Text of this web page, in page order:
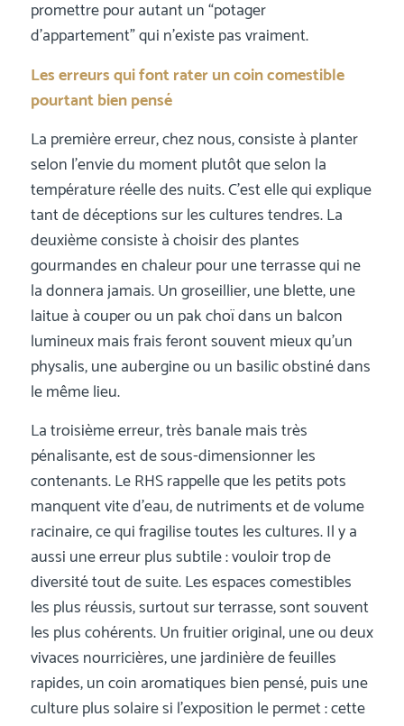
promettre pour autant un “potager
d’appartement” qui n’existe pas vraiment.
Les erreurs qui font rater un coin comestible
pourtant bien pensé
La première erreur, chez nous, consiste à planter
selon l’envie du moment plutôt que selon la
température réelle des nuits. C’est elle qui explique
tant de déceptions sur les cultures tendres. La
deuxième consiste à choisir des plantes
gourmandes en chaleur pour une terrasse qui ne
la donnera jamais. Un groseillier, une blette, une
laitue à couper ou un pak choï dans un balcon
lumineux mais frais feront souvent mieux qu’un
physalis, une aubergine ou un basilic obstiné dans
le même lieu.
La troisième erreur, très banale mais très
pénalisante, est de sous-dimensionner les
contenants. Le RHS rappelle que les petits pots
manquent vite d’eau, de nutriments et de volume
racinaire, ce qui fragilise toutes les cultures. Il y a
aussi une erreur plus subtile : vouloir trop de
diversité tout de suite. Les espaces comestibles
les plus réussis, surtout sur terrasse, sont souvent
les plus cohérents. Un fruitier original, une ou deux
vivaces nourricières, une jardinière de feuilles
rapides, un coin aromatiques bien pensé, puis une
culture plus solaire si l’exposition le permet : cette